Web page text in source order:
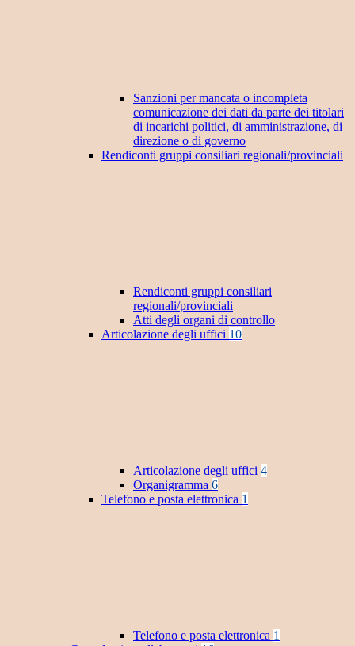
Sanzioni per mancata o incompleta
comunicazione dei dati da parte dei titolari
di incarichi politici, di amministrazione, di
direzione o di governo
Rendiconti gruppi consiliari regionali/provinciali
Rendiconti gruppi consiliari
regionali/provinciali
Atti degli organi di controllo
Articolazione degli uffici 10
Articolazione degli uffici 4
Organigramma 6
Telefono e posta elettronica 1
Telefono e posta elettronica 1